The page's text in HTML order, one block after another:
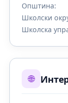
Општина:
Школски
Школска
🌐